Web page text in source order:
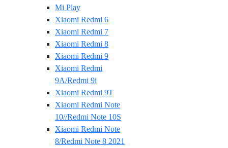
Mi Play
Xiaomi Redmi 6
Xiaomi Redmi 7
Xiaomi Redmi 8
Xiaomi Redmi 9
Xiaomi Redmi
9A/Redmi 9i
Xiaomi Redmi 9T
Xiaomi Redmi Note
10//Redmi Note 10S
Xiaomi Redmi Note
8/Redmi Note 8 2021